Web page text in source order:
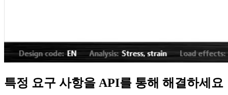
특정 요구 사항을 API를 통해 해결하세요